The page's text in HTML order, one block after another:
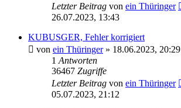
Letzter Beitrag von ein Thüringer
26.07.2023, 13:43
KUBUSGER, Fehler korrigiert
von ein Thüringer» 18.06.2023, 20:29
1 Antworten
36467 Zugriffe
Letzter Beitrag von ein Thüringer
05.07.2023, 21:12